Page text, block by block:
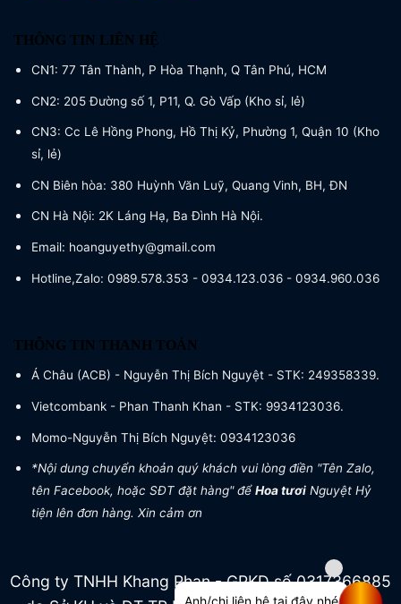
THÔNG TIN LIÊN HỆ
CN1: 77 Tân Thành, P Hòa Thạnh, Q Tân Phú, HCM
CN2: 205 Đường số 1, P11, Q. Gò Vấp (Kho sỉ, lẻ)
CN3: Cc Lê Hồng Phong, Hồ Thị Kỷ, Phường 1, Quận 10 (Kho
sỉ, lẻ)
CN Biên hòa: 380 Huỳnh Văn Luỹ, Quang Vinh, BH, ĐN
CN Hà Nội: 2K Láng Hạ, Ba Đình Hà Nội.
Email: hoanguyethy@gmail.com
Hotline,Zalo: 0989.578.353 - 0934.123.036 - 0934.960.036
THÔNG TIN THANH TOÁN
Á Châu (ACB) - Nguyễn Thị Bích Nguyệt - STK: 249358339.
Vietcombank - Phan Thanh Khan - STK: 9934123036.
Momo-Nguyễn Thị Bích Nguyệt: 0934123036
*Nội dung chuyển khoản quý khách vui lòng điền "Tên Zalo,
tên Facebook, hoặc SĐT đặt hàng" đểHoa tươi Nguyệt Hỷ
tiện lên đơn hàng. Xin cảm ơn
Công ty TNHH Khang Phan - GPKD số 0317366885
Anh/chị liên hệ tại đây nhé